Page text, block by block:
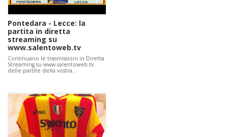
Pontedara - Lecce: la
partita in diretta
streaming su
www.salentoweb.tv
Continuano le trasmissioni in Diretta
Streaming su www.salentoweb.tv
delle partite della vostra…